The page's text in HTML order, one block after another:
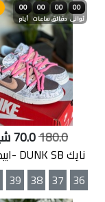
00
أيام
00
ساعات
00
دقائق
00
ثواني
180.0
نايك DUNK SB -ابيض زهري
36
37
38
39